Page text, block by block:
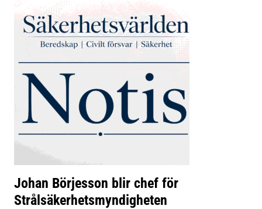
Johan Börjesson blir chef för
Strålsäkerhetsmyndigheten